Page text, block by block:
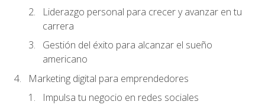
Liderazgo personal para crecer y avanzar en tu
carrera
Gestión del éxito para alcanzar el sueño
americano
Marketing digital para emprendedores
Impulsa tu negocio en redes sociales